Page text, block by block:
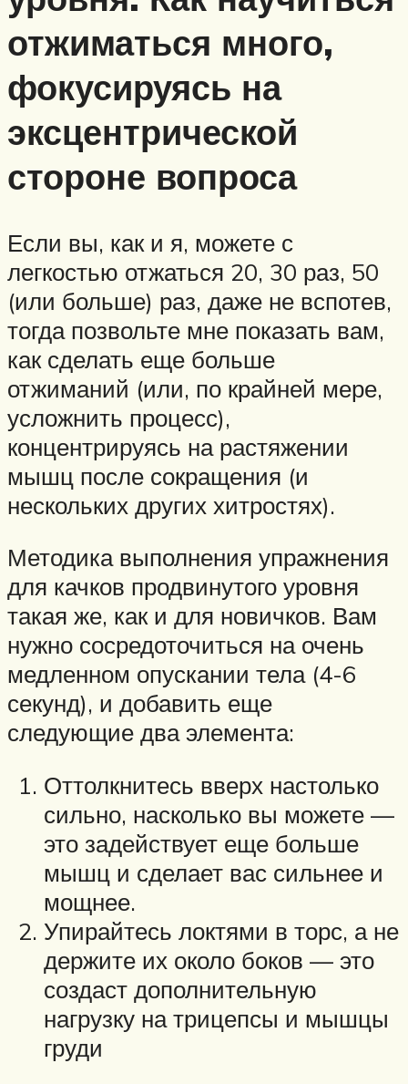
отжиматься много,
фокусируясь на
эксцентрической
стороне вопроса
Если вы, как и я, можете с
легкостью отжаться 20, 30 раз, 50
(или больше) раз, даже не вспотев,
тогда позвольте мне показать вам,
как сделать еще больше
отжиманий (или, по крайней мере,
усложнить процесс),
концентрируясь на растяжении
мышц после сокращения (и
нескольких других хитростях).
Методика выполнения упражнения
для качков продвинутого уровня
такая же, как и для новичков. Вам
нужно сосредоточиться на очень
медленном опускании тела (4-6
секунд), и добавить еще
следующие два элемента:
Оттолкнитесь вверх настолько
сильно, насколько вы можете —
это задействует еще больше
мышц и сделает вас сильнее и
мощнее.
Упирайтесь локтями в торс, а не
держите их около боков — это
создаст дополнительную
нагрузку на трицепсы и мышцы
груди